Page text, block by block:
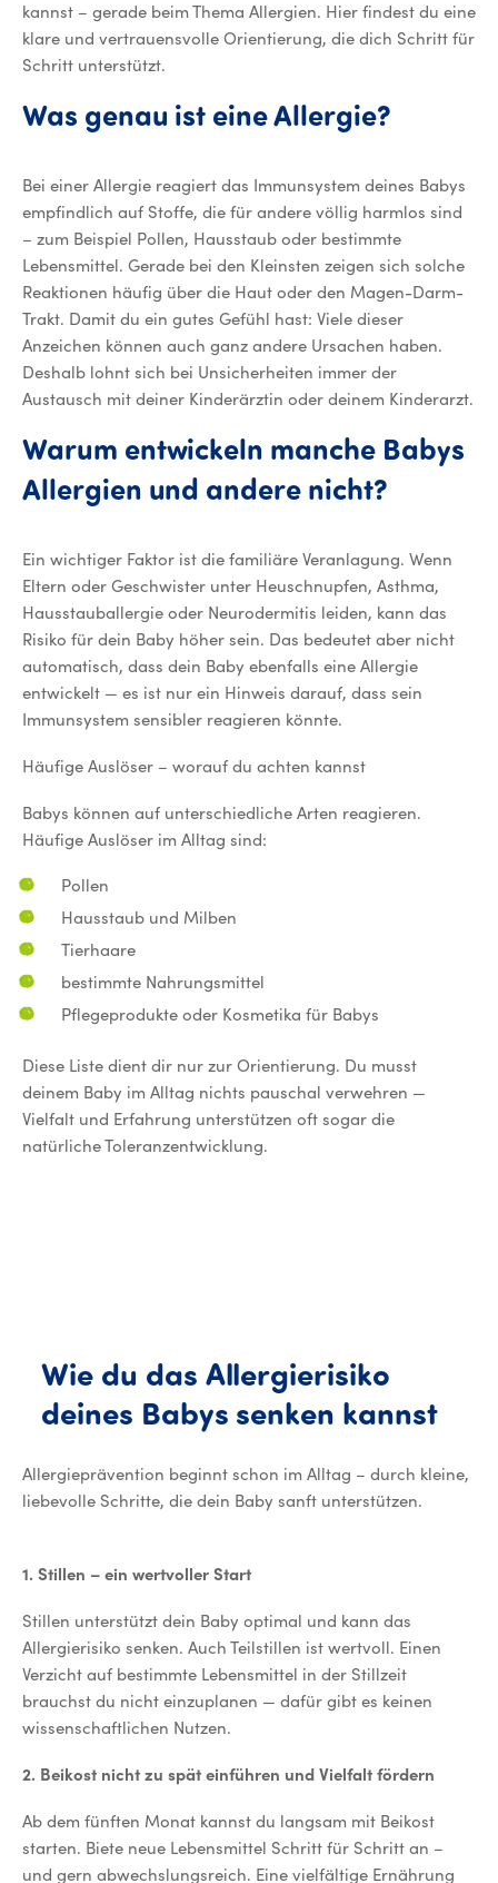
kannst – gerade beim Thema Allergien. Hier findest du eine
klare und vertrauensvolle Orientierung, die dich Schritt für
Schritt unterstützt.
Was genau ist eine Allergie?
Bei einer Allergie reagiert das Immunsystem deines Babys
empfindlich auf Stoffe, die für andere völlig harmlos sind
– zum Beispiel Pollen, Hausstaub oder bestimmte
Lebensmittel. Gerade bei den Kleinsten zeigen sich solche
Reaktionen häufig über die Haut oder den Magen-Darm-
Trakt. Damit du ein gutes Gefühl hast: Viele dieser
Anzeichen können auch ganz andere Ursachen haben.
Deshalb lohnt sich bei Unsicherheiten immer der
Austausch mit deiner Kinderärztin oder deinem Kinderarzt.
Warum entwickeln manche Babys
Allergien und andere nicht?
Ein wichtiger Faktor ist die familiäre Veranlagung. Wenn
Eltern oder Geschwister unter Heuschnupfen, Asthma,
Hausstauballergie oder Neurodermitis leiden, kann das
Risiko für dein Baby höher sein. Das bedeutet aber nicht
automatisch, dass dein Baby ebenfalls eine Allergie
entwickelt — es ist nur ein Hinweis darauf, dass sein
Immunsystem sensibler reagieren könnte.
Häufige Auslöser – worauf du achten kannst
Babys können auf unterschiedliche Arten reagieren.
Häufige Auslöser im Alltag sind:
Pollen
Hausstaub und Milben
Tierhaare
bestimmte Nahrungsmittel
Pflegeprodukte oder Kosmetika für Babys
Diese Liste dient dir nur zur Orientierung. Du musst
deinem Baby im Alltag nichts pauschal verwehren —
Vielfalt und Erfahrung unterstützen oft sogar die
natürliche Toleranzentwicklung.
Wie du das Allergierisiko
deines Babys senken kannst
Allergieprävention beginnt schon im Alltag – durch kleine,
liebevolle Schritte, die dein Baby sanft unterstützen.
1. Stillen – ein wertvoller Start
Stillen unterstützt dein Baby optimal und kann das
Allergierisiko senken. Auch Teilstillen ist wertvoll. Einen
Verzicht auf bestimmte Lebensmittel in der Stillzeit
brauchst du nicht einzuplanen — dafür gibt es keinen
wissenschaftlichen Nutzen.
2. Beikost nicht zu spät einführen und Vielfalt fördern
Ab dem fünften Monat kannst du langsam mit Beikost
starten. Biete neue Lebensmittel Schritt für Schritt an –
und gern abwechslungsreich. Eine vielfältige Ernährung